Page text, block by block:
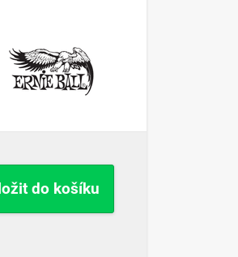
do košíku